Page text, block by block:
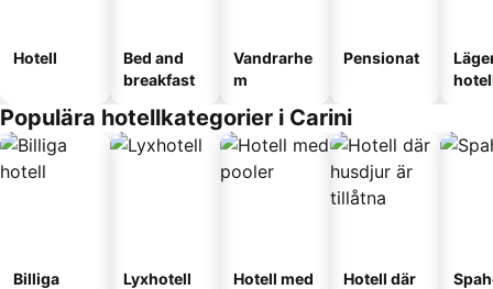
Hotell
Bed and
breakfast
Vandrarhe
m
Pensionat
Populära hotellkategorier i Carini
Billiga
Lyxhotell
Hotell med
Hotell där